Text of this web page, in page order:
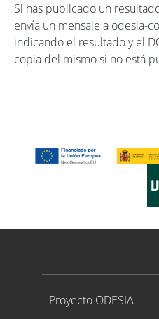
Si has publicado un
envía un mensaje a odesia-
indicando el resultado y el
copia del mismo si no está
Proyecto ODESIA
Proyecto ODESIA